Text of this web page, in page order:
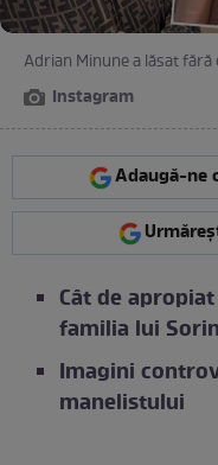
Adrian Minune a lăsat
Instagram
Adaugă-ne
Cât de
familia lui
Imagini
manelistului